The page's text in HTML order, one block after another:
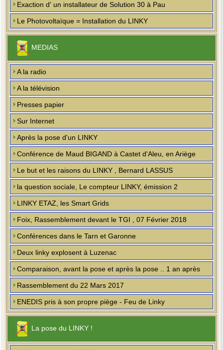
Exaction d' un installateur de Solution 30 à Pau
Le Photovoltaïque = Installation du LINKY
MEDIAS
A la radio
A la télévision
Presses papier
Sur Internet
Après la pose d'un LINKY
Conférence de Maud BIGAND à Castet d'Aleu, en Ariège
Le but et les raisons du LINKY , Bernard LASSUS
la question sociale, Le compteur LINKY, émission 2
LINKY ETAZ, les Smart Grids
Foix, Rassemblement devant le TGI , 07 Février 2018
Conférences dans le Tarn et Garonne
Deux linky explosent à Luzenac
Comparaison, avant la pose et après la pose .. 1 an après
Rassemblement du 22 Mars 2017
ENEDIS pris à son propre piège - Feu de Linky
La pose du LINKY !